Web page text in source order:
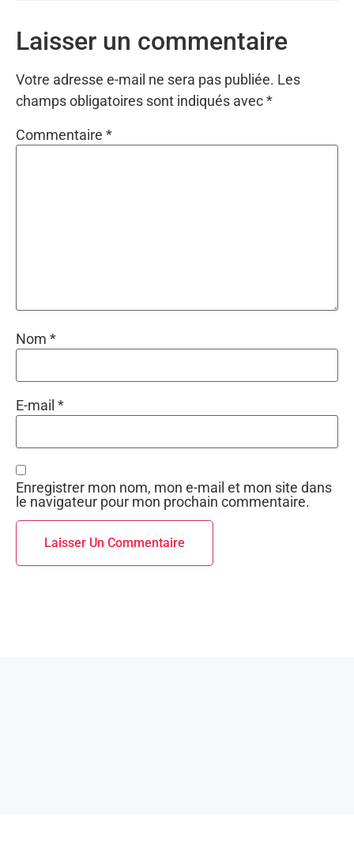
Laisser un commentaire
Votre adresse e-mail ne sera pas publiée. Les
champs obligatoires sont indiqués avec*
Commentaire *
Nom *
E-mail *
Enregistrer mon nom, mon e-mail et mon site dans
le navigateur pour mon prochain commentaire.